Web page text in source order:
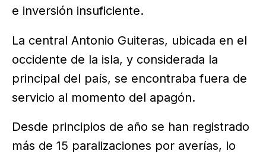
e inversión insuficiente.
La central Antonio Guiteras, ubicada en el
occidente de la isla, y considerada la
principal del país, se encontraba fuera de
servicio al momento del apagón.
Desde principios de año se han registrado
más de 15 paralizaciones por averías, lo